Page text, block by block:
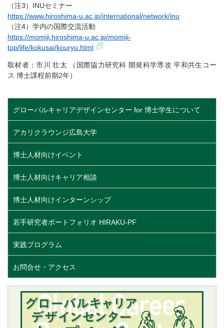
（注3）INUセミナー
https://www.hiroshima-u.ac.jp/international/network/inu
（注4）学内の国際交流活動
https://momiji.hiroshima-u.ac.jp/momiji-
top/life/kokusai/kouryu.html
取材者：市川 壮太 （国際協力研究科 開発科学専攻 平和共生コー
ス 博士課程前期2年）
グローバルキャリアデザインセンター for 博士学生について
アカリクラウンジ広島大学
博士人材向けイベント
博士人材向けキャリア相談
博士人材向けインターンシップ
若手研究者ポートフォリオ HIRAKU-PF
実践プログラム
お問合せ・アクセス